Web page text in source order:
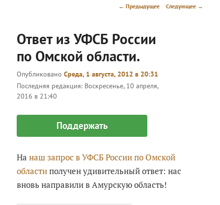
Навигация
← Предыдущее Следующее →
Ответ из УФСБ России
по Омской области.
ОпубликованоСреда, 1 августа, 2012 в 20:31
Последняя редакция: Воскресенье, 10 апреля,
2016 в 21:40
Поддержать
Нанаш запрос в УФСБ России по Омской
областиполучен удивительный ответ: нас
вновь направили в Амурскую область!